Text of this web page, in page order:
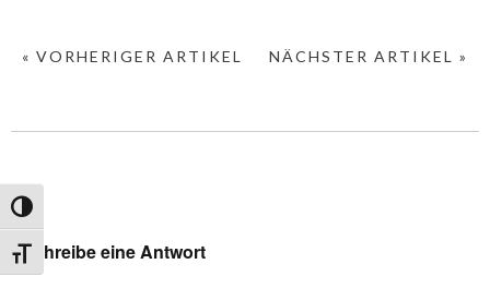
Umschalten auf hohe Kontraste
Schrift vergrößern
NÄCHSTER ARTIKEL »
« VORHERIGER ARTIKEL
Schreibe eine Antwort